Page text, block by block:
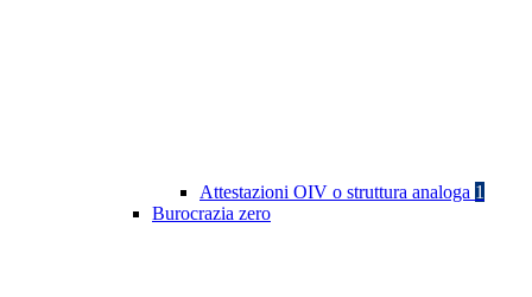
Attestazioni OIV o struttura analoga 1
Burocrazia zero